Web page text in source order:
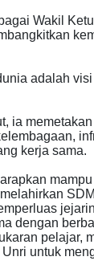
Wakil
adalah
ia
kerja sama.
dengan
pelajar,
untuk